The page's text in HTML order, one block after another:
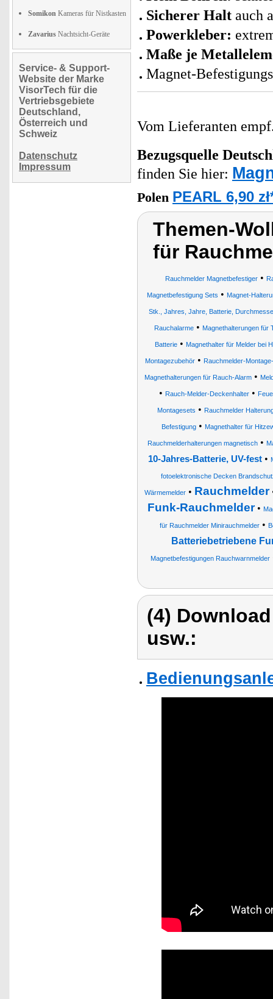
Somikon Kameras für Nistkasten
Zavarius Nachtsicht-Geräte
Service- & Support-
Website der Marke
VisorTech für die
Vertriebsgebiete
Deutschland,
Österreich und
Schweiz
Datenschutz
Impressum
Sicherer Halt auch
Powerkleber:
Maße je
Magnet-
Vom Lieferanten
Bezugsquelle
finden Sie hier:
Polen PEARL 6,90
Themen-
für
Rauchmelder Magnetbefestiger •
Magnetbefestigung Sets • Magnet-
Stk., Jahres, Jahre, Batterie,
Rauchalarme• Magnethalterungen für
Batterie• Magnethalter für Melder bei
Montagezubehör • Rauchmelder-
Magnethalterungen für Rauch-Alarm•
• Rauch-Melder-Deckenhalter•
Montagesets • Rauchmelder
Befestigung • Magnethalter für
Rauchmelderhalterungen magnetisch•
10-Jahres-Batterie, UV-fest•
fotoelektronische Decken
Wärmemelder• Rauchmelder
Funk-Rauchmelder•
für Rauchmelder Minirauchmelder•
Batteriebetriebene
Magnetbefestigungen Rauchwarnmelder
(4)
usw.: